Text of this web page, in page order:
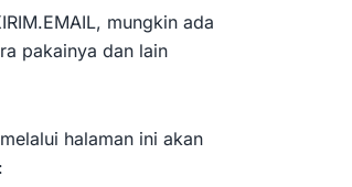
mungkin ada
pakainya dan lain
halaman ini akan